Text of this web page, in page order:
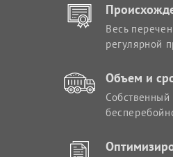
Весь
регулярной
Объем и